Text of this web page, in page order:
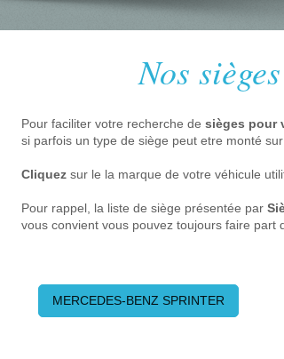
Nos
Pour faciliter votre recherche de sièges pour
si parfois un type de siège peut etre monté
Cliquez sur le la marque de votre véhicule
Pour rappel, la liste de siège présentée par
vous convient vous pouvez toujours faire part
MERCEDES-BENZ SPRINTER